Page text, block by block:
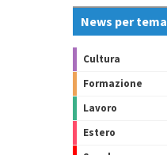
News per tema
Cultura
Formazione
Lavoro
Estero